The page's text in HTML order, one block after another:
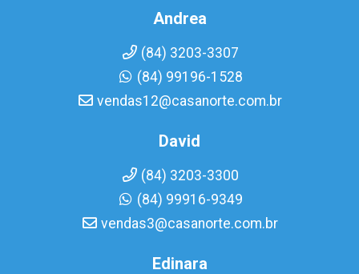
Andrea
(84) 3203-3307
(84) 99196-1528
vendas12@casanorte.com.br
David
(84) 3203-3300
(84) 99916-9349
vendas3@casanorte.com.br
Edinara